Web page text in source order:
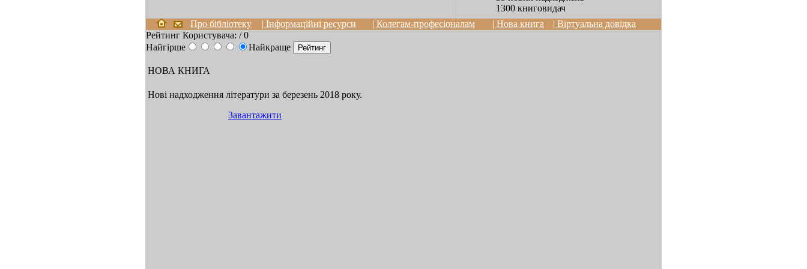
1300 книговидач
Про бібліотеку
| Інформаційні ресурси | Колегам-професіоналам | Нова книга
| Віртуальна довідка
Рейтинг Користувача: / 0
Найгірше
Найкраще
НОВА КНИГА
Нові надходження літератури за березень 2018 року.
Завантажити